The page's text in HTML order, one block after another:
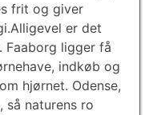
frit og giver
er det
Faaborg ligger få
indkøb og
hjørnet. Odense,
så naturens ro